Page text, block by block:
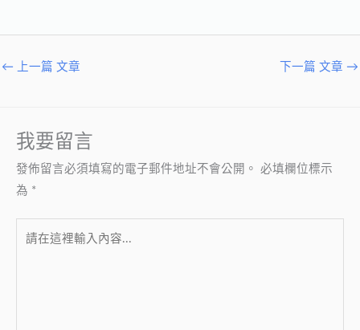
← 上一篇 文章 下一篇 文章 →
我要留言
發佈留言必須填寫的電子郵件地址不會公開。 必填欄位標示
為 *